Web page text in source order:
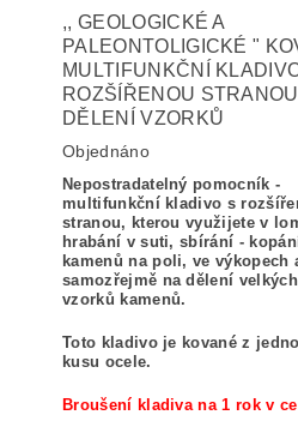
,, GEOLOGICKÉ A
PALEONTOLIGICKÉ "
MULTIFUNKČNÍ
ROZŠÍŘENOU
DĚLENÍ VZORKŮ
Objednáno
Nepostradatelný pomocník -
multifunkční kladivo s
stranou, kterou využijete v
hrabání v suti, sbírání -
kamenů na poli, ve výkopech
samozřejmě na dělení velkých
vzorků kamenů.
Toto kladivo je kované z
kusu ocele.
Broušení kladiva na 1 rok v